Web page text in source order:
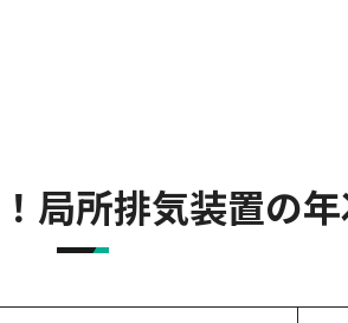
局所排気装置の